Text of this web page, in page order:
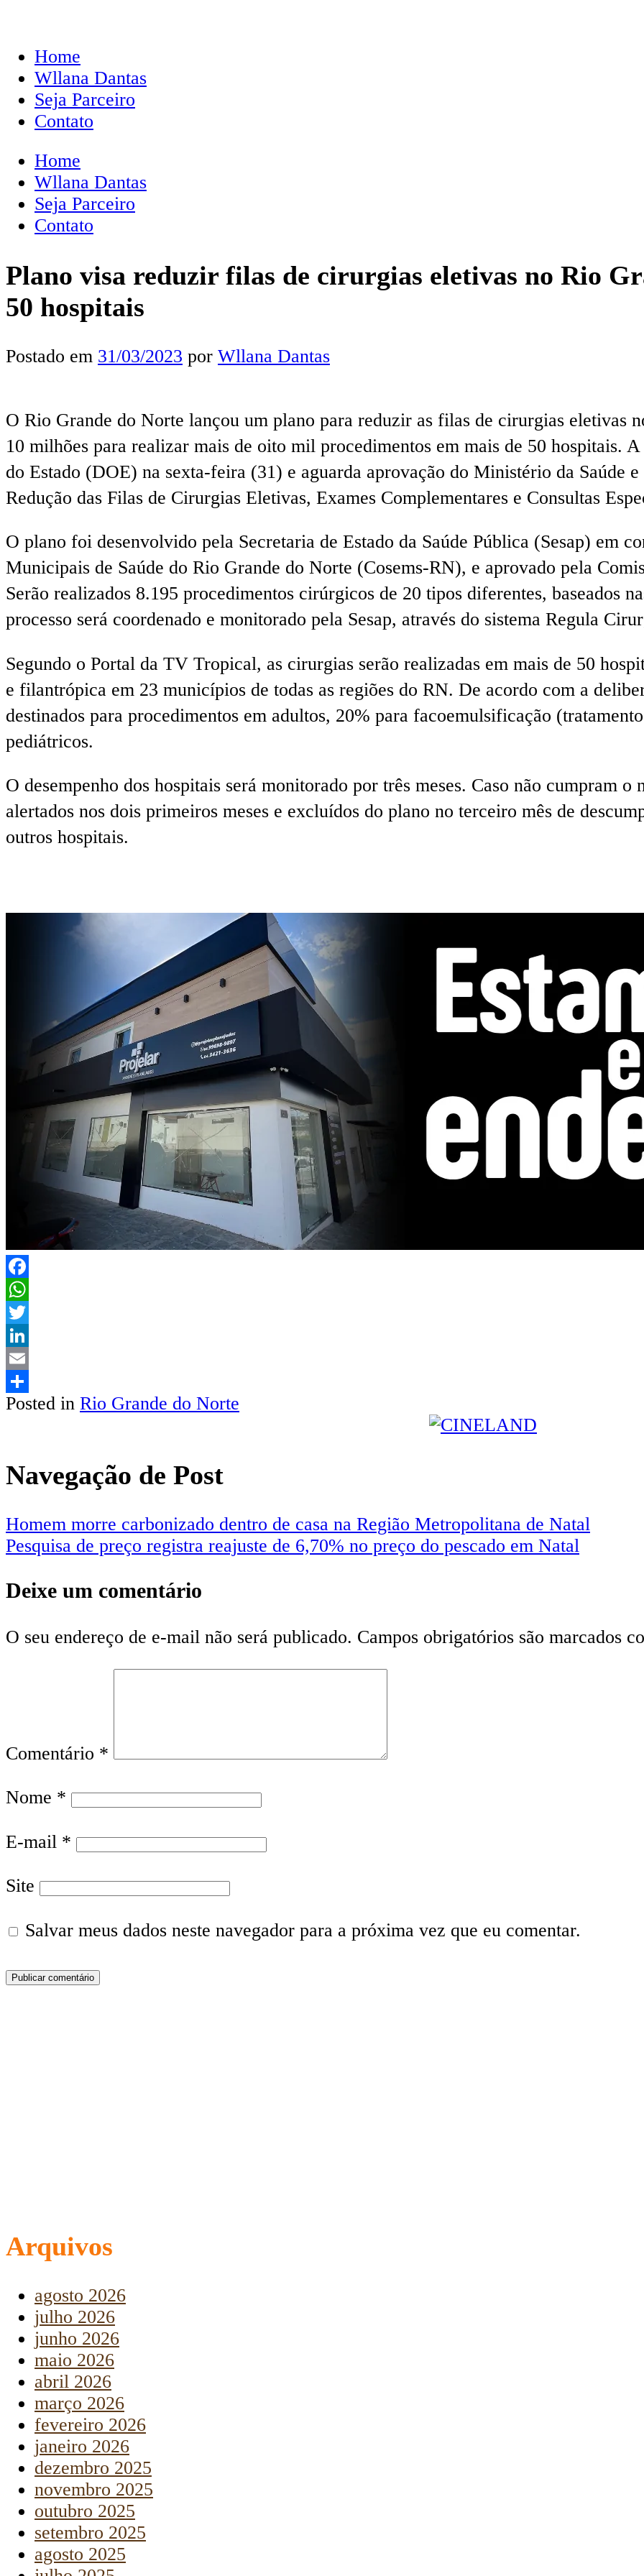
Home
Wllana Dantas
Seja Parceiro
Contato
Home
Wllana Dantas
Seja Parceiro
Contato
Plano visa reduzir filas de cirurgias eletivas no Rio
50 hospitais
Postado em 31/03/2023 por Wllana Dantas
O Rio Grande do Norte lançou um plano para reduzir as filas de cirurgias eletivas
10 milhões para realizar mais de oito mil procedimentos em mais de 50 hospitais.
do Estado (DOE) na sexta-feira (31) e aguarda aprovação do Ministério da Saúde
Redução das Filas de Cirurgias Eletivas, Exames Complementares e Consultas
O plano foi desenvolvido pela Secretaria de Estado da Saúde Pública (Sesap) em
Municipais de Saúde do Rio Grande do Norte (Cosems-RN), e aprovado pela
Serão realizados 8.195 procedimentos cirúrgicos de 20 tipos diferentes, baseados
processo será coordenado e monitorado pela Sesap, através do sistema Regula
Segundo o Portal da TV Tropical, as cirurgias serão realizadas em mais de 50
e filantrópica em 23 municípios de todas as regiões do RN. De acordo com a
destinados para procedimentos em adultos, 20% para facoemulsificação
pediátricos.
O desempenho dos hospitais será monitorado por três meses. Caso não cumpram o
alertados nos dois primeiros meses e excluídos do plano no terceiro mês de
outros hospitais.
Facebook
WhatsApp
Twitter
LinkedIn
Email
Share
Posted in Rio Grande do Norte
Navegação de Post
Homem morre carbonizado dentro de casa na Região Metropolitana de Natal
Pesquisa de preço registra reajuste de 6,70% no preço do pescado em Natal
Deixe um comentário
O seu endereço de e-mail não será publicado. Campos obrigatórios são marcados
Comentário *
Nome *
E-mail *
Site
Salvar meus dados neste navegador para a próxima vez que eu comentar.
Arquivos
agosto 2026
julho 2026
junho 2026
maio 2026
abril 2026
março 2026
fevereiro 2026
janeiro 2026
dezembro 2025
novembro 2025
outubro 2025
setembro 2025
agosto 2025